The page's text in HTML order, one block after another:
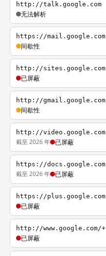
http://talk.google.com
无法解析
https://mail.google.com
间歇性
http://sites.google.com
已屏蔽
http://gmail.google.com
间歇性
http://video.google.com
截至 2026 年 已屏蔽
https://docs.google.com
截至 2026 年 已屏蔽
https://plus.google.com
已屏蔽
http://www.google.com/+
已屏蔽